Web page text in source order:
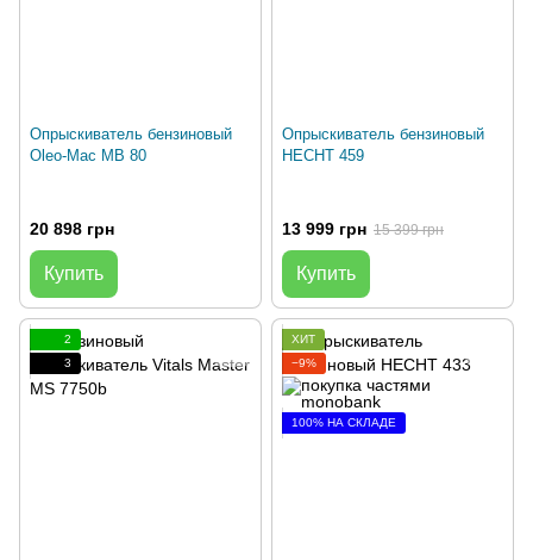
Опрыскиватель бензиновый
Oleo-Mac MB 80
20 898 грн
Купить
Опрыскиватель бензиновый
HECHT 459
13 999 грн 15 399 грн
Купить
2
3
ХИТ
−9%
100% НА СКЛАДЕ